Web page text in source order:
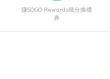
賺SOGO Rewards積分換禮
券